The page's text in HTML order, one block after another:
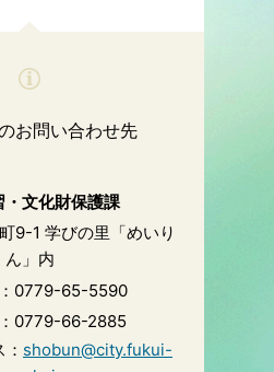
お問い合わせ先
・文化財保護課
9-1 学びの里「めいり
ん」内
0779-65-5590
0779-66-2885
shobun@city.fukui-